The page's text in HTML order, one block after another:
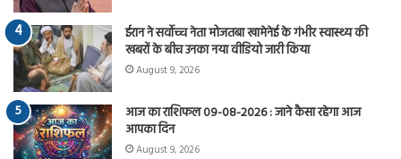
ईरान ने सर्वोच्च नेता मोजतबा खामेनेई के गंभीर स्वास्थ्य की
खबरों के बीच उनका नया वीडियो जारी किया
August 9, 2026
आज का राशिफल 09-08-2026 : जाने कैसा रहेगा आज
आपका दिन
August 9, 2026